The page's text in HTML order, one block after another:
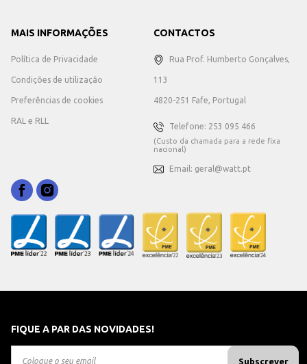
MAIS INFORMAÇÕES
Política de Privacidade
Condições de utilização
Preferências de cookies
RAL e RLL
CONTACTOS
Rua Prof. Humberto Gonçalves,
113
4820-251 Fafe, Portugal
Telefone: 253 095 466
(Custo da chamada para a rede fixa
nacional)
Email: geral@watt.pt
FIQUE A PAR DAS NOVIDADES!
Subscrever